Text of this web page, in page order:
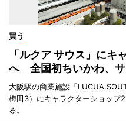
買う
「ルクア サウス」にキ
へ 全国初ちいかわ、サ
大阪駅の商業施設「LUCUA
梅田3）にキャラクターショップ
る。